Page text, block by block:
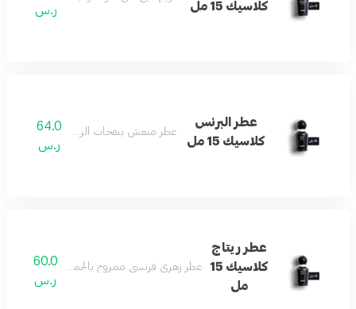
كلاسيك 15 مل
ر.س
عطر البرنس
كلاسيك 15 مل
عطر منعش بنفحات الريحان العذبة.
64.0
ر.س
عطر ريتاج
كلاسيك 15
مل
عطر زهري فرنسي ممزوج بالحمضيات لإطلالة
60.0
ر.س